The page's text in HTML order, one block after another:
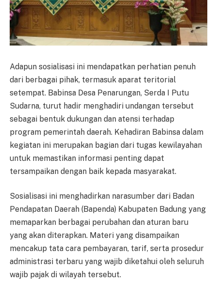
Adapun sosialisasi ini mendapatkan perhatian penuh
dari berbagai pihak, termasuk aparat teritorial
setempat. Babinsa Desa Penarungan, Serda I Putu
Sudarna, turut hadir menghadiri undangan tersebut
sebagai bentuk dukungan dan atensi terhadap
program pemerintah daerah. Kehadiran Babinsa dalam
kegiatan ini merupakan bagian dari tugas kewilayahan
untuk memastikan informasi penting dapat
tersampaikan dengan baik kepada masyarakat.
Sosialisasi ini menghadirkan narasumber dari Badan
Pendapatan Daerah (Bapenda) Kabupaten Badung yang
memaparkan berbagai perubahan dan aturan baru
yang akan diterapkan. Materi yang disampaikan
mencakup tata cara pembayaran, tarif, serta prosedur
administrasi terbaru yang wajib diketahui oleh seluruh
wajib pajak di wilayah tersebut.